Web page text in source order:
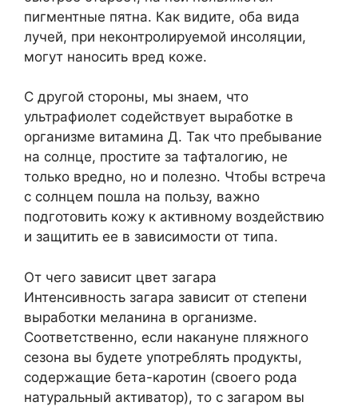
пигментные пятна. Как видите, оба вида
лучей, при неконтролируемой инсоляции,
могут наносить вред коже.
С другой стороны, мы знаем, что
ультрафиолет содействует выработке в
организме витамина Д. Так что пребывание
на солнце, простите за тафталогию, не
только вредно, но и полезно. Чтобы встреча
с солнцем пошла на пользу, важно
подготовить кожу к активному воздействию
и защитить ее в зависимости от типа.
От чего зависит цвет загара
Интенсивность загара зависит от степени
выработки меланина в организме.
Соответственно, если накануне пляжного
сезона вы будете употреблять продукты,
содержащие бета-каротин (своего рода
натуральный активатор), то с загаром вы